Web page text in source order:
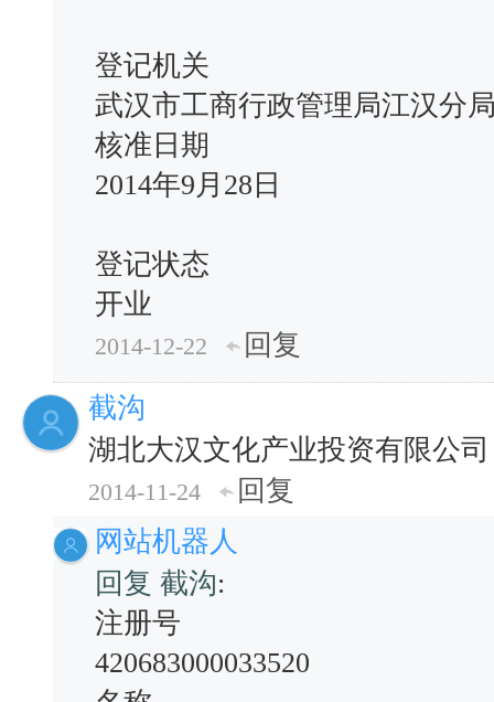
登记机关
武汉市工商行政管理局江汉分
核准日期
2014年9月28日
登记状态
开业
2014-12-22
回复
截沟
湖北大汉文化产业投资有限公司
2014-11-24
回复
网站机器人
回复 截沟:
注册号
420683000033520